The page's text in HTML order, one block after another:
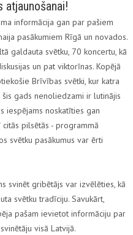
atjaunošanai!
informācija gan par pašiem
pasākumiem Rīgā un novados.
galdauta svētku, 70 koncertu, kā
un pat viktorīnas. Kopējā
Brīvības svētki, kur katra
gads nenoliedzami ir lutinājis
iespējams noskatīties gan
citās pilsētās - programmā
svētku pasākumus var ērti
svinēt gribētājs var izvēlēties, kā
svētku tradīciju. Savukārt,
pašam ievietot informāciju par
visā Latvijā.